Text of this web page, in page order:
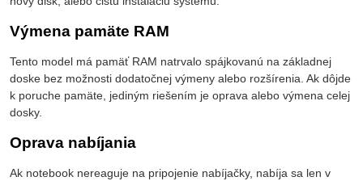
Výmena pamäte RAM
Tento model má pamäť RAM natrvalo spájkovanú na základnej
doske bez možnosti dodatočnej výmeny alebo rozšírenia. Ak dôjde
k poruche pamäte, jediným riešením je oprava alebo výmena celej
dosky.
Oprava nabíjania
Ak notebook nereaguje na pripojenie nabíjačky, nabíja sa len v